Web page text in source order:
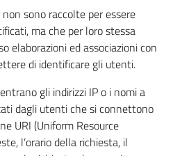
sono raccolte per essere
ma che per loro stessa
elaborazioni ed associazioni con
di identificare gli utenti.
gli indirizzi IP o i nomi a
dagli utenti che si connettono
URI (Uniform Resource
l’orario della richiesta, il